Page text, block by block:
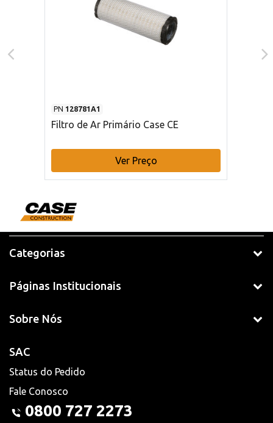
PN 128781A1
Filtro de Ar Primário Case CE
Ver Preço
Categorias
Páginas Institucionais
Sobre Nós
SAC
Status do Pedido
Fale Conosco
0800 727 2273